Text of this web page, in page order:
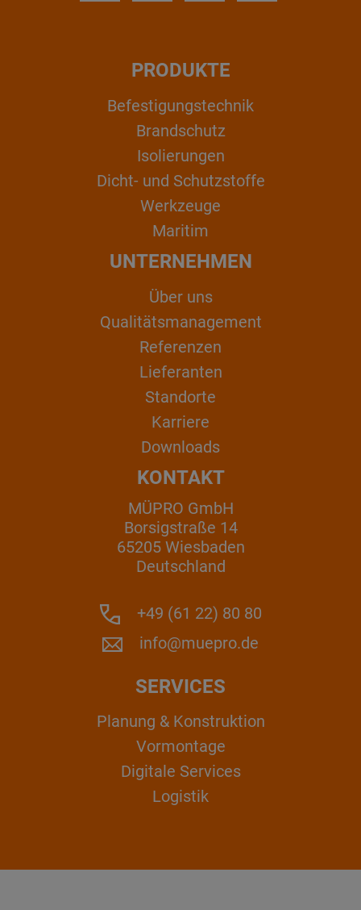
PRODUKTE
Befestigungstechnik
Brandschutz
Isolierungen
Dicht- und Schutzstoffe
Werkzeuge
Maritim
UNTERNEHMEN
Über uns
Qualitätsmanagement
Referenzen
Lieferanten
Standorte
Karriere
Downloads
KONTAKT
MÜPRO GmbH
Borsigstraße 14
65205 Wiesbaden
Deutschland
+49 (61 22) 80 80
info@muepro.de
SERVICES
Planung & Konstruktion
Vormontage
Digitale Services
Logistik